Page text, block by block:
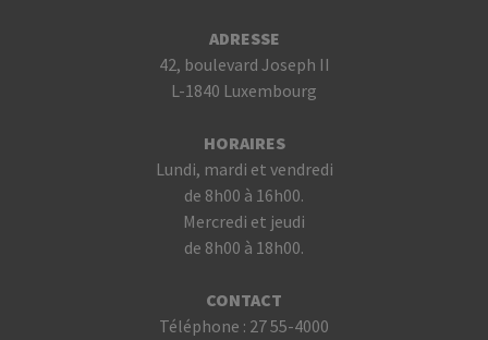
ADRESSE
42, boulevard Joseph II
L-1840 Luxembourg
HORAIRES
Lundi, mardi et vendredi
de 8h00 à 16h00.
Mercredi et jeudi
de 8h00 à 18h00.
CONTACT
Téléphone : 27 55-4000